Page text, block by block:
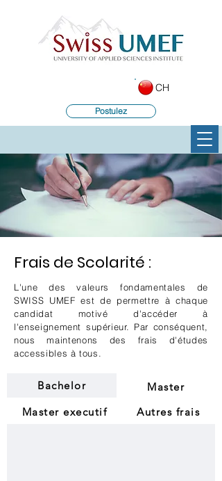
Postulez
CH
Frais de Scolarité :​
L'une des valeurs fondamentales de
SWISS UMEF est de permettre à chaque
candidat motivé d'accéder à
l'enseignement supérieur. Par conséquent,
nous maintenons des frais d'études
accessibles à tous.
Bachelor
Master
Master executif
Autres frais